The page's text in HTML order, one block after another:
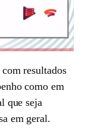
resultados
como em
que seja
em geral.